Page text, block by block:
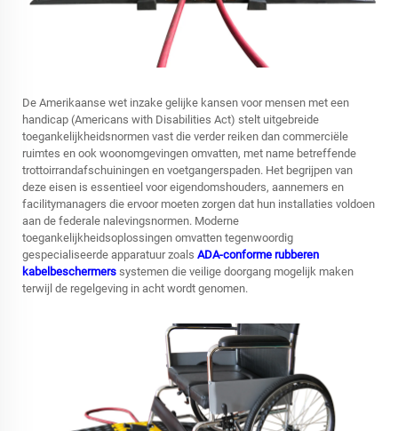
De Amerikaanse wet inzake gelijke kansen voor mensen met een
handicap (Americans with Disabilities Act) stelt uitgebreide
toegankelijkheidsnormen vast die verder reiken dan commerciële
ruimtes en ook woonomgevingen omvatten, met name betreffende
trottoirrandafschuiningen en voetgangerspaden. Het begrijpen van
deze eisen is essentieel voor eigendomshouders, aannemers en
facilitymanagers die ervoor moeten zorgen dat hun installaties voldoen
aan de federale nalevingsnormen. Moderne
toegankelijkheidsoplossingen omvatten tegenwoordig
gespecialiseerde apparatuur zoals ADA-conforme rubberen
kabelbeschermers systemen die veilige doorgang mogelijk maken
terwijl de regelgeving in acht wordt genomen.